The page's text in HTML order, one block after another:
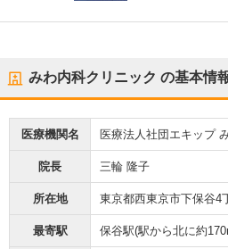
みわ内科クリニック の基本情
医療機関名 医療法人社団エキップ
院長 三輪 隆子
所在地 東京都西東京市下保谷4
最寄駅 保谷駅(駅から北に約